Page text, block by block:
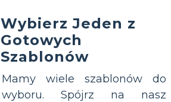
Wybierz Jeden z
Gotowych
Szablonów
Mamy wiele szablonów do
wyboru. Spójrz na nasz